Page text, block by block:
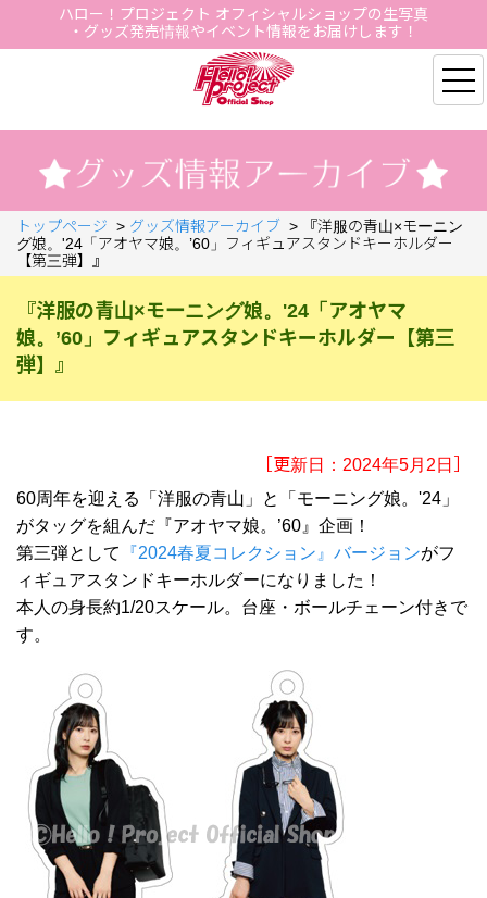
ハロー！プロジェクト オフィシャルショップの生写真
・グッズ発売情報やイベント情報をお届けします！
Hello Project Official
トップページ > グッズ情報アーカイブ >
『洋服の青山×モーニン
グ娘。'24「アオヤマ娘。’60」フィギュアスタンドキーホルダー
【第三弾】』
『洋服の青山×モーニング娘。'24「アオヤマ
娘。’60」フィギュアスタンドキーホルダー【第三
弾】』
［更新日：2024年5月2日］
60周年を迎える「洋服の青山」と「モーニング娘。'24」
がタッグを組んだ『アオヤマ娘。’60』企画！
第三弾として
『2024春夏コレクション』バージョンがフ
ィギュアスタンドキーホルダーになりました！
本人の身長約1/20スケール。台座・ボールチェーン付きで
す。